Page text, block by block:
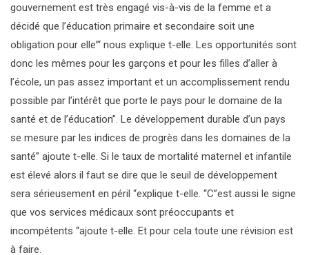
gouvernement est très engagé vis-à-vis de la femme et a
décidé que l’éducation primaire et secondaire soit une
obligation pour elle”‘ nous explique t-elle. Les opportunités sont
donc les mêmes pour les garçons et pour les filles d’aller à
l’école, un pas assez important et un accomplissement rendu
possible par l’intérêt que porte le pays pour le domaine de la
santé et de l’éducation”. Le développement durable d’un pays
se mesure par les indices de progrès dans les domaines de la
santé” ajoute t-elle. Si le taux de mortalité maternel et infantile
est élevé alors il faut se dire que le seuil de développement
sera sérieusement en péril “explique t-elle. “C”est aussi le signe
que vos services médicaux sont préoccupants et
incompétents “ajoute t-elle. Et pour cela toute une révision est
à faire.